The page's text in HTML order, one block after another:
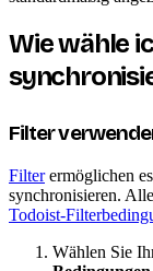
Wie wähle
Filter
Filterermöglichen
synchronisieren.
Todoist-
Wählen Sie